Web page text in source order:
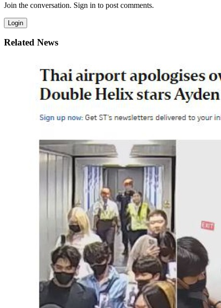
Join the conversation. Sign in to post comments.
Login
Related News